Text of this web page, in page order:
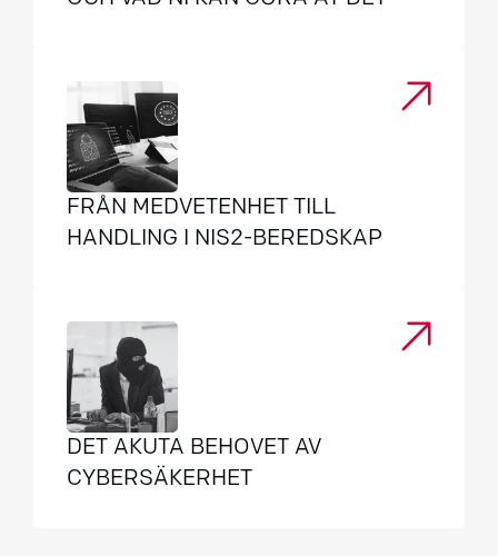
FRÅN MEDVETENHET TILL
HANDLING I NIS2-BEREDSKAP
DET AKUTA BEHOVET AV
CYBERSÄKERHET